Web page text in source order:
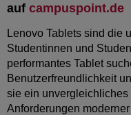
auf campuspoint.de
Lenovo Tablets sind die
Studentinnen und
performantes Tablet
Benutzerfreundlichkeit
sie ein
Anforderungen